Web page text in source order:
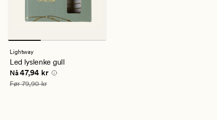
Lightway
Led lyslenke gull
Nåværende pris
Nå47,94 kr
Vanlig pris 79,90 kr
Før79,90 kr